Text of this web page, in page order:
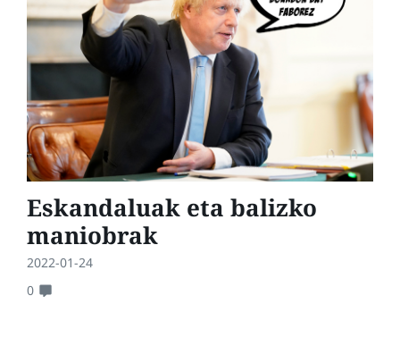
Eskandaluak eta balizko
maniobrak
2022-01-24
0